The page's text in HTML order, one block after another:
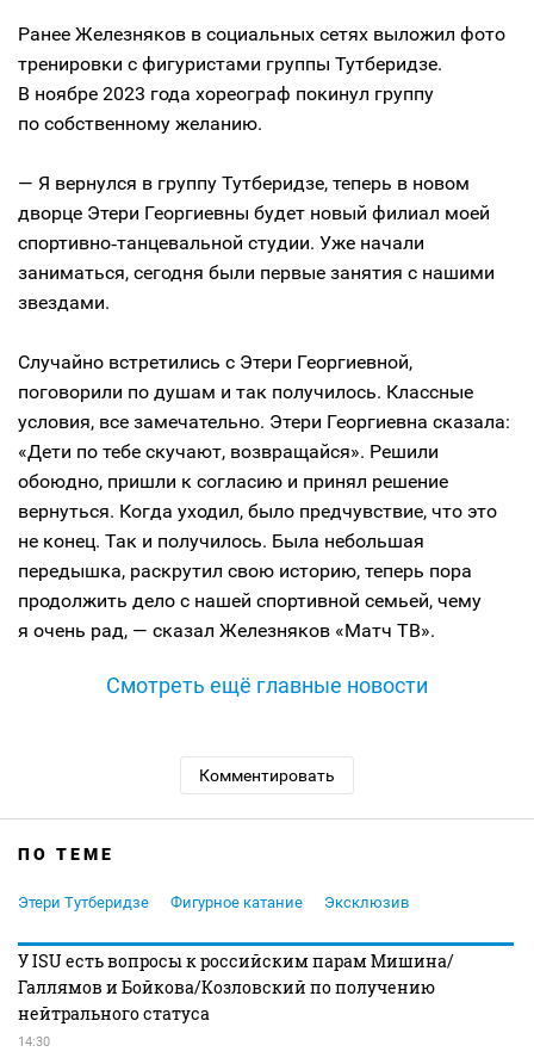
Ранее Железняков в социальных сетях выложил фото
тренировки с фигуристами группы Тутберидзе.
В ноябре 2023 года хореограф покинул группу
по собственному желанию.
— Я вернулся в группу Тутберидзе, теперь в новом
дворце Этери Георгиевны будет новый филиал моей
спортивно‑танцевальной студии. Уже начали
заниматься, сегодня были первые занятия с нашими
звездами.
Случайно встретились с Этери Георгиевной,
поговорили по душам и так получилось. Классные
условия, все замечательно. Этери Георгиевна сказала:
«Дети по тебе скучают, возвращайся». Решили
обоюдно, пришли к согласию и принял решение
вернуться. Когда уходил, было предчувствие, что это
не конец. Так и получилось. Была небольшая
передышка, раскрутил свою историю, теперь пора
продолжить дело с нашей спортивной семьей, чему
я очень рад, — сказал Железняков «Матч ТВ».
Смотреть ещё главные новости
Комментировать
ПО ТЕМЕ
Этери Тутберидзе Фигурное катание Эксклюзив
У ISU есть вопросы к российским парам Мишина/
Галлямов и Бойкова/Козловский по получению
нейтрального статуса
14:30